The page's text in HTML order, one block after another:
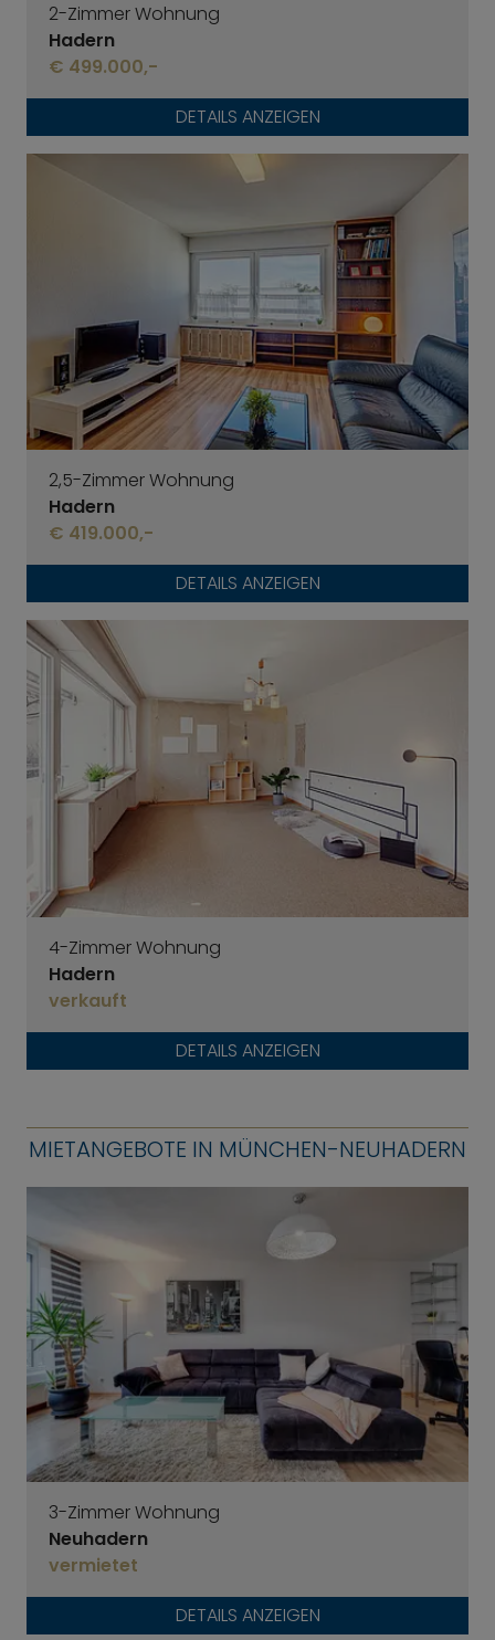
2-Zimmer Wohnung
Hadern
€ 499.000,-
DETAILS ANZEIGEN
2,5-Zimmer Wohnung
Hadern
€ 419.000,-
DETAILS ANZEIGEN
4-Zimmer Wohnung
Hadern
verkauft
DETAILS ANZEIGEN
MIETANGEBOTE IN MÜNCHEN-NEUHADERN
3-Zimmer Wohnung
Neuhadern
vermietet
DETAILS ANZEIGEN